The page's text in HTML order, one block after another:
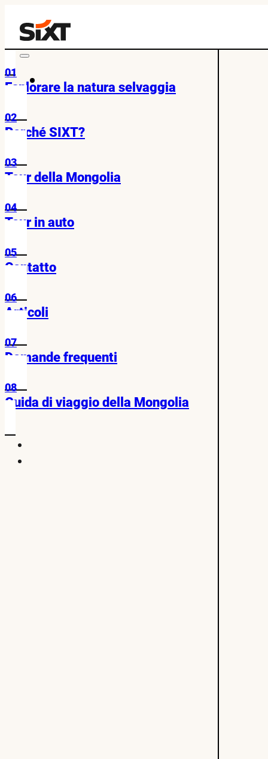
01
Esplorare la natura selvaggia
02
Perché SIXT?
03
Tour della Mongolia
04
Tour in auto
05
Contatto
06
Articoli
07
Domande frequenti
08
Guida di viaggio della Mongolia